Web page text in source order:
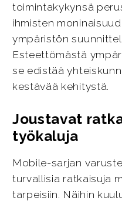
toimintakykynsä
ihmisten
ympäristön
Esteettömästä
se edistää
kestävää kehitystä.
Joustavat
työkaluja
Mobile-sarjan
turvallisia ratkaisuja
tarpeisiin. Näihin